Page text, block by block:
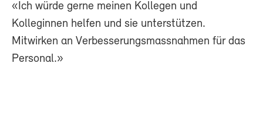
«Ich würde gerne meinen Kollegen und
Kolleginnen helfen und sie unterstützen.
Mitwirken an Verbesserungsmassnahmen für das
Personal.»